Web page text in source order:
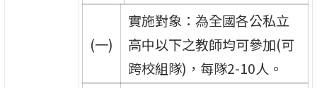
(一)
實施對象：為全國各公私立
高中以下之教師均可參加(可
跨校組隊)，每隊2-10人。